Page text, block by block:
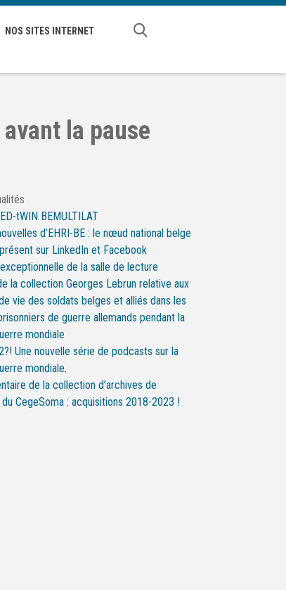
NOS SITES INTERNET
la pause
tWIN BEMULTILAT
d’EHRI-BE : le nœud national belge
sur LinkedIn et Facebook
de la salle de lecture
la collection Georges Lebrun relative aux
vie des soldats belges et alliés dans les
de guerre allemands pendant la
mondiale
Une nouvelle série de podcasts sur la
mondiale.
de la collection d’archives de
CegeSoma : acquisitions 2018-2023 !